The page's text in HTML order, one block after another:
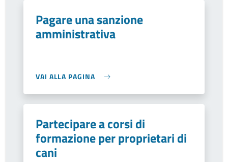
Pagare una sanzione
amministrativa
VAI ALLA PAGINA
Partecipare a corsi di
formazione per proprietari di
cani